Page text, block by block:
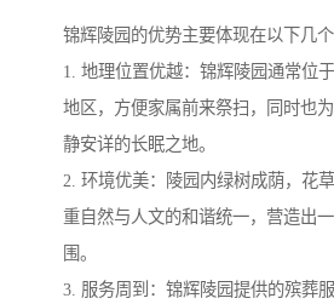
锦辉陵园的优势主要体现在以下几个
1. 地理位置优越：锦辉陵园通常位
地区，方便家属前来祭扫，同时也
静安详的长眠之地。
2. 环境优美：陵园内绿树成荫，花
重自然与人文的和谐统一，营造出
围。
3. 服务周到：锦辉陵园提供的殡葬